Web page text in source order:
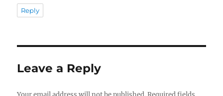
Reply
Leave a Reply